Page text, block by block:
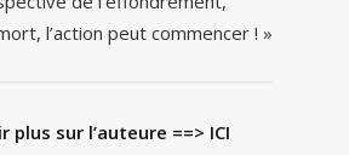
l’action peut commencer ! »
plus sur l’auteure ==> ICI